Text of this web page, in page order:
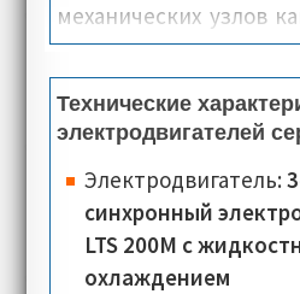
механических узлов
редукторы, а также
валы. Цель
момента
LTS 200M - это
момента вала, сразу
промышленного
Несмотря на
электродвигатели
Технические
электродвигателей
Электродвигатель:
синхронный
LTS 200M с
охлаждением